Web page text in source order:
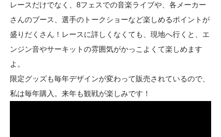
レースだけでなく、8フェスでの音楽ライブや、各メーカー
さんのブース、選手のトークショーなど楽しめるポイントが
盛りだくさん！レースに詳しくなくても、現地へ行くと、エ
ンジン音やサーキットの雰囲気がかっこよくて楽しめます
よ。
限定グッズも毎年デザインが変わって販売されているので、
私は毎年購入。来年も観戦が楽しみです！